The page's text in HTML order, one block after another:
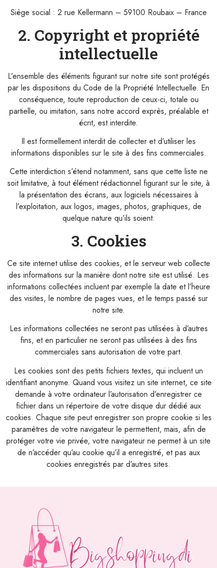
Siège social : 2 rue Kellermann – 59100 Roubaix – France
2. Copyright et propriété
intellectuelle
L’ensemble des éléments figurant sur notre site sont protégés
par les dispositions du Code de la Propriété Intellectuelle. En
conséquence, toute reproduction de ceux-ci, totale ou
partielle, ou imitation, sans notre accord exprès, préalable et
écrit, est interdite.
Il est formellement interdit de collecter et d’utiliser les
informations disponibles sur le site à des fins commerciales.
Cette interdiction s’étend notamment, sans que cette liste ne
soit limitative, à tout élément rédactionnel figurant sur le site, à
la présentation des écrans, aux logiciels nécessaires à
l’exploitation, aux logos, images, photos, graphiques, de
quelque nature qu’ils soient.
3. Cookies
Ce site internet utilise des cookies, et le serveur web collecte
des informations sur la manière dont notre site est utilisé. Les
informations collectées incluent par exemple la date et l’heure
des visites, le nombre de pages vues, et le temps passé sur
notre site.
Les informations collectées ne seront pas utilisées à d’autres
fins, et en particulier ne seront pas utilisées à des fins
commerciales sans autorisation de votre part.
Les cookies sont des petits fichiers textes, qui incluent un
identifiant anonyme. Quand vous visitez un site internet, ce site
demande à votre ordinateur l’autorisation d’enregistrer ce
fichier dans un répertoire de votre disque dur dédié aux
cookies. Chaque site peut enregistrer son propre cookie si les
paramètres de votre navigateur le permettent, mais, afin de
protéger votre vie privée, votre navigateur ne permet à un site
de n’accéder qu’au cookie qu’il a enregistré, et pas aux
cookies enregistrés par d’autres sites.